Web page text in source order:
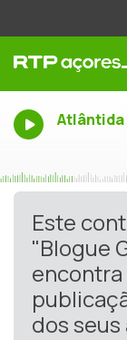
Atlântida
Este
"Blogue
dos